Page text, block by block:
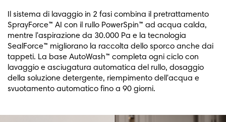
Il sistema di lavaggio in 2 fasi combina il pretrattamento
SprayForce™ AI con il rullo PowerSpin™ ad acqua calda,
mentre l'aspirazione da 30.000 Pa e la tecnologia
SealForce™ migliorano la raccolta dello sporco anche dai
tappeti. La base AutoWash™ completa ogni ciclo con
lavaggio e asciugatura automatica del rullo, dosaggio
della soluzione detergente, riempimento dell'acqua e
svuotamento automatico fino a 90 giorni.